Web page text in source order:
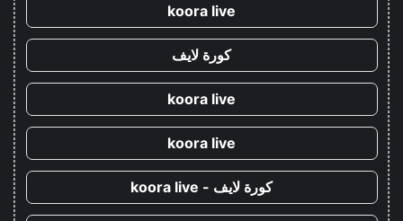
koora live
كورة لايف
koora live
koora live
كورة لايف - koora live